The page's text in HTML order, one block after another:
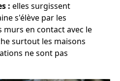
: elles surgissent
s'élève par les
en contact avec le
surtout les maisons
ne sont pas